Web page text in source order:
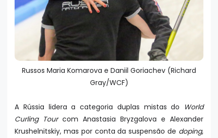
Russos Maria Komarova e Daniil Goriachev (Richard
Gray/WCF)
A Rússia lidera a categoria duplas mistas do World
Curling Tourcom Anastasia Bryzgalova e Alexander
Krushelnitskiy, mas por conta da suspensão de doping,